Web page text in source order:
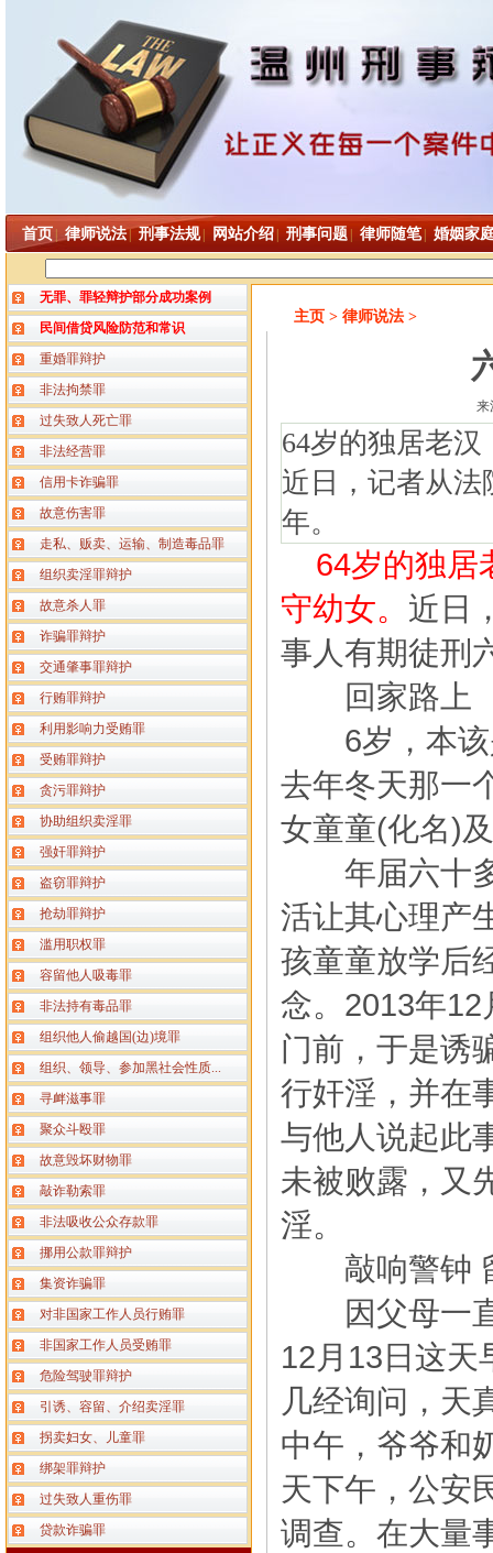
首页 律师说法 刑事法规 网站介绍 刑事问题 律师随笔 婚姻家
无罪、罪轻辩护部分成功案例
民间借贷风险防范和常识
重婚罪辩护
非法拘禁罪
过失致人死亡罪
非法经营罪
信用卡诈骗罪
故意伤害罪
走私、贩卖、运输、制造毒品罪
组织卖淫罪辩护
故意杀人罪
诈骗罪辩护
交通肇事罪辩护
行贿罪辩护
利用影响力受贿罪
受贿罪辩护
贪污罪辩护
协助组织卖淫罪
强奸罪辩护
盗窃罪辩护
抢劫罪辩护
滥用职权罪
容留他人吸毒罪
非法持有毒品罪
组织他人偷越国(边)境罪
组织、领导、参加黑社会性质...
寻衅滋事罪
聚众斗殴罪
故意毁坏财物罪
敲诈勒索罪
非法吸收公众存款罪
挪用公款罪辩护
集资诈骗罪
对非国家工作人员行贿罪
非国家工作人员受贿罪
危险驾驶罪辩护
引诱、容留、介绍卖淫罪
拐卖妇女、儿童罪
绑架罪辩护
过失致人重伤罪
贷款诈骗罪
主页 > 律师说法 >
来
64岁的独居老
近日，记者从法
年。
64岁的独居
守幼女。 近日
事人有期徒刑
回家路上
6岁，本该
去年冬天那一
女童童(化名)
年届六十多
活让其心理产
孩童童放学后
念。2013年
门前，于是诱
行奸淫，并在
与他人说起此
未被败露，又
淫。
敲响警钟
因父母一直
12月13日这天
几经询问，天
中午，爷爷和
天下午，公安
调查。在大量